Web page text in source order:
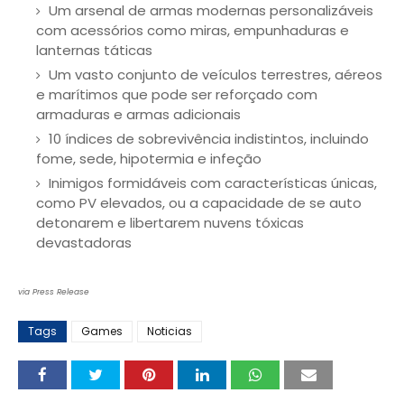
Um arsenal de armas modernas personalizáveis
com acessórios como miras, empunhaduras e
lanternas táticas
Um vasto conjunto de veículos terrestres, aéreos
e marítimos que pode ser reforçado com
armaduras e armas adicionais
10 índices de sobrevivência indistintos, incluindo
fome, sede, hipotermia e infeção
Inimigos formidáveis com características únicas,
como PV elevados, ou a capacidade de se auto
detonarem e libertarem nuvens tóxicas
devastadoras
via Press Release
Tags Games Noticias